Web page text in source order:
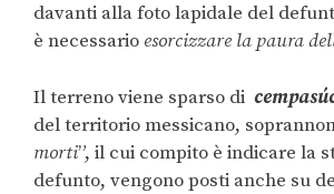
davanti alla foto lapidale del
è necessario esorcizzare la paura
Il terreno viene sparso di
del territorio messicano,
morti”, il cui compito è indicare la
defunto, vengono posti anche su